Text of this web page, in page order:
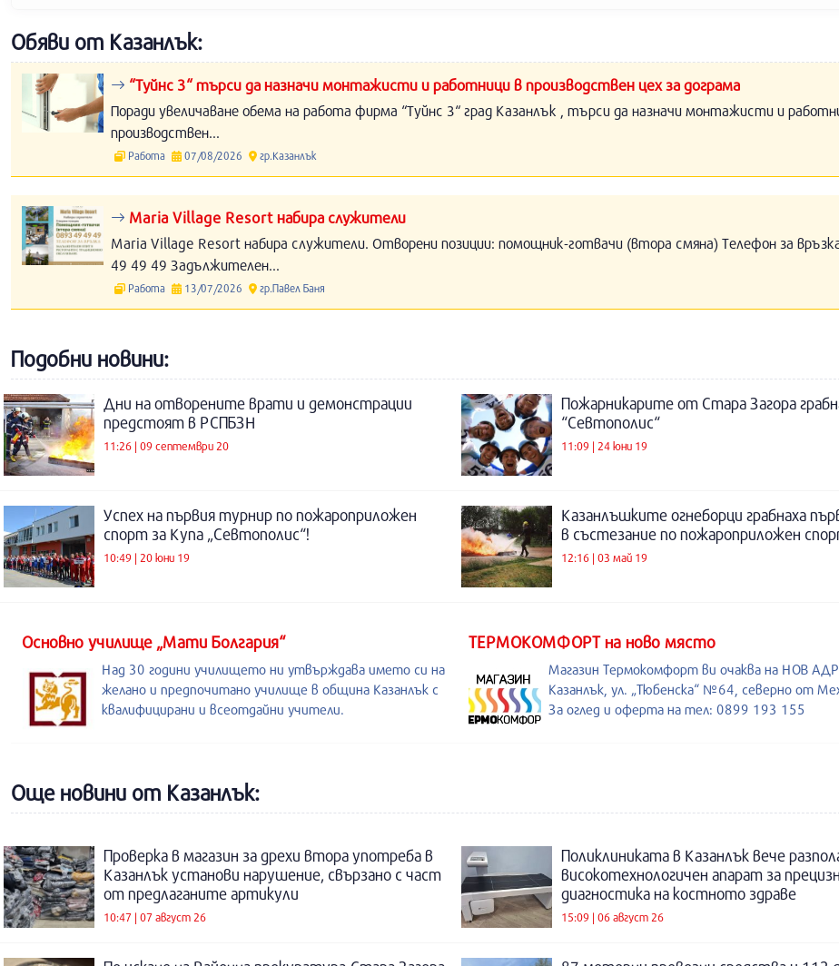
Обяви от Казанлък:
“Туйнс 3“ търси да назначи монтажисти и работници в производствен цех за дограма
Поради увеличаване обема на работа фирма “Туйнс 3“ град Казанлък , търси да назначи монтажисти и
производствен...
Работа 07/08/2026 гр.Казанлък
Maria Village Resort набира служители
Maria Village Resort набира служители. Отворени позиции: помощник-готвачи (втора смяна) Телефон за
49 49 49 Задължителен...
Работа 13/07/2026 гр.Павел Баня
Подобни новини:
Дни на отворените врати и демонстрации
предстоят в РСПБЗН
11:26 | 09 септември 20
Пожарникарите от Стара Загора
“Севтополис“
11:09 | 24 юни 19
Успех на първия турнир по пожароприложен
спорт за Купа „Севтополис“!
10:49 | 20 юни 19
Казанлъшките огнеборци грабнаха
в състезание по пожароприложен
12:16 | 03 май 19
Основно училище „Мати Болгария“
Над 30 години училището ни утвърждава името си на
желано и предпочитано училище в община Казанлък с
квалифицирани и всеотдайни учители.
ТЕРМОКОМФОРТ на ново място
Магазин Термокомфорт ви очаква на НОВ
Казанлък, ул. „Тюбенска“ №64, северно от
За оглед и оферта на тел: 0899 193 155
Още новини от Казанлък:
Проверка в магазин за дрехи втора употреба в
Казанлък установи нарушение, свързано с част
от предлаганите артикули
10:47 | 07 август 26
Поликлиниката в Казанлък вече
високотехнологичен апарат за
диагностика на костното здраве
15:09 | 06 август 26